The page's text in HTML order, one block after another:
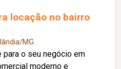
locação no bairro
MG
para o seu negócio em
moderno e